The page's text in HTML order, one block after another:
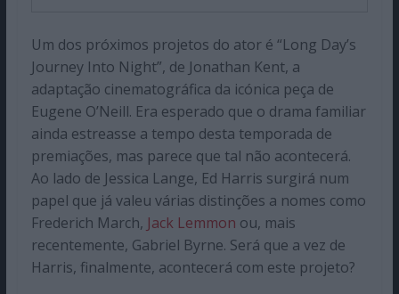
Um dos próximos projetos do ator é “Long Day’s
Journey Into Night”, de Jonathan Kent, a
adaptação cinematográfica da icónica peça de
Eugene O’Neill. Era esperado que o drama familiar
ainda estreasse a tempo desta temporada de
premiações, mas parece que tal não acontecerá.
Ao lado de Jessica Lange, Ed Harris surgirá num
papel que já valeu várias distinções a nomes como
Frederich March, Jack Lemmon ou, mais
recentemente, Gabriel Byrne. Será que a vez de
Harris, finalmente, acontecerá com este projeto?